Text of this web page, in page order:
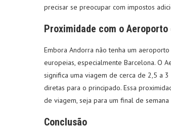
precisar se preocupar com impostos
Proximidade com o
Embora Andorra não tenha um
europeias, especialmente Barcelona. O
significa uma viagem de cerca de 2,5 a
diretas para o principado. Essa
de viagem, seja para um final de
Conclusão